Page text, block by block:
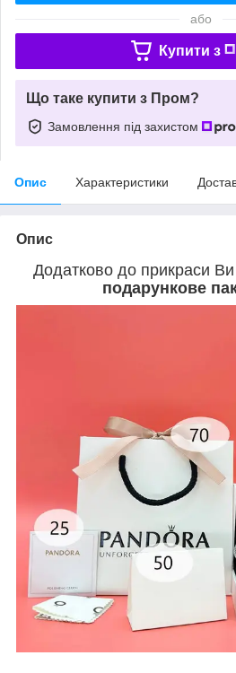
або
Купити з
Що таке купити з Пром?
Замовлення під захистом
Опис Характеристики
Опис
Додатково до прикраси
подарункове